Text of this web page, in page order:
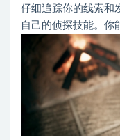
仔细追踪你的线索和
自己的侦探技能。你